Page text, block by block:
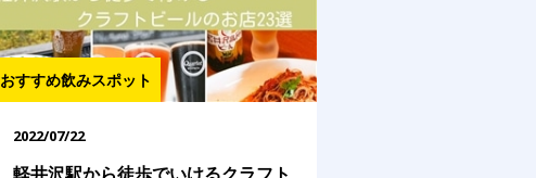
おすすめ飲みスポット
2022/07/22
軽井沢駅から徒歩でいけるクラフト